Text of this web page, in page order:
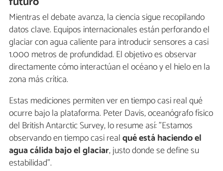
Mientras el debate avanza, la ciencia sigue recopilando
datos clave. Equipos internacionales están perforando el
glaciar con agua caliente para introducir sensores a casi
1.000 metros de profundidad. El objetivo es observar
directamente cómo interactúan el océano y el hielo en la
zona más crítica.
Estas mediciones permiten ver en tiempo casi real qué
ocurre bajo la plataforma. Peter Davis, oceanógrafo físico
del British Antarctic Survey, lo resume así: "Estamos
observando en tiempo casi realqué está haciendo el
agua cálida bajo el glaciar, justo donde se define su
estabilidad".